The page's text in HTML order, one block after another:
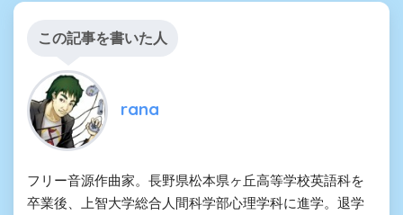
この記事を書いた人
rana
フリー音源作曲家。長野県松本県ヶ丘高等学校英語科を
卒業後、上智大学総合人間科学部心理学科に進学。退学